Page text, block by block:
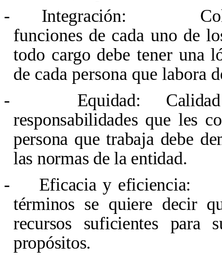
-
Integración:
funciones de cada uno de
todo cargo debe tener una
de cada persona que labora
-
Equidad:
responsabilidades que les
persona que trabaja debe
las normas de la entidad.
-
Eficacia y eficiencia:
términos se quiere decir
recursos suficientes
propósitos.